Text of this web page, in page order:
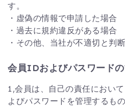
す。
・虚偽の情報で申請した場合
・過去に規約違反がある場合
・その他、当社が不適切と判
会員IDおよびパスワード
1,会員は、自己の責任におい
よびパスワードを管理するもの